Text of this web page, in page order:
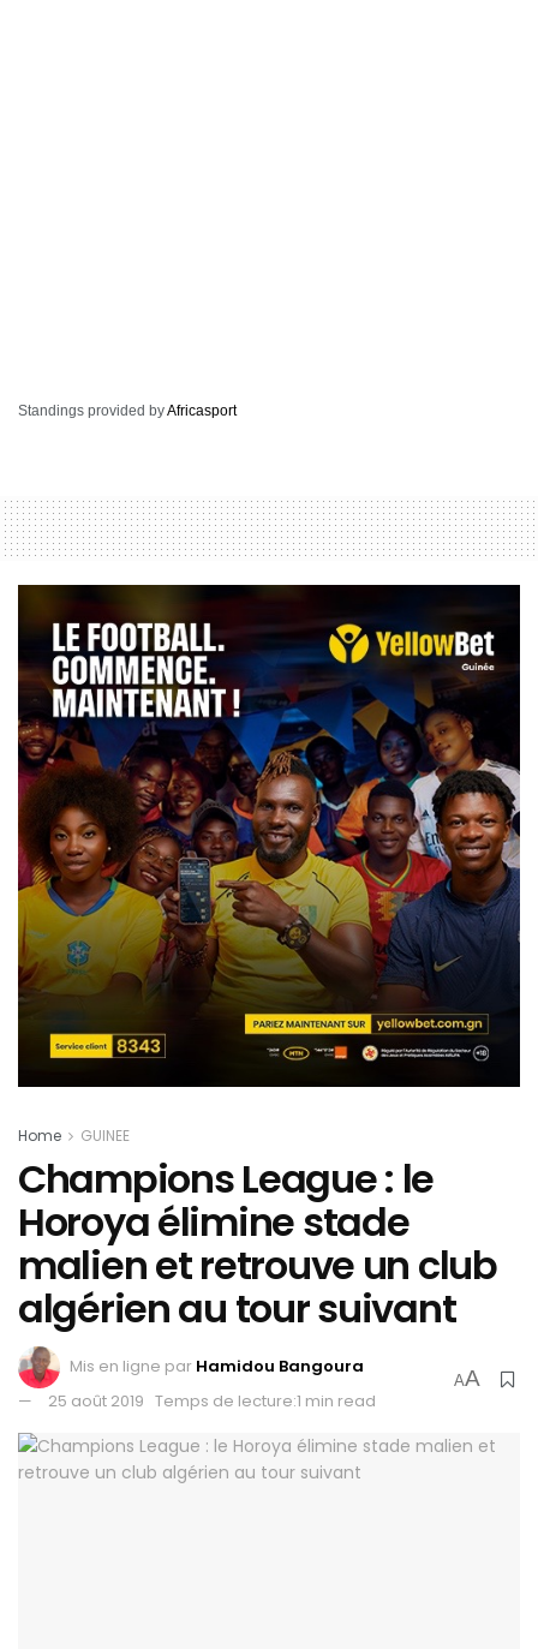
Standings provided byAfricasport
Home GUINEE
Champions League : le
Horoya élimine stade
malien et retrouve un club
algérien au tour suivant
Mis en ligne par Hamidou Bangoura
25 août 2019 Temps de lecture:1 min read
AA